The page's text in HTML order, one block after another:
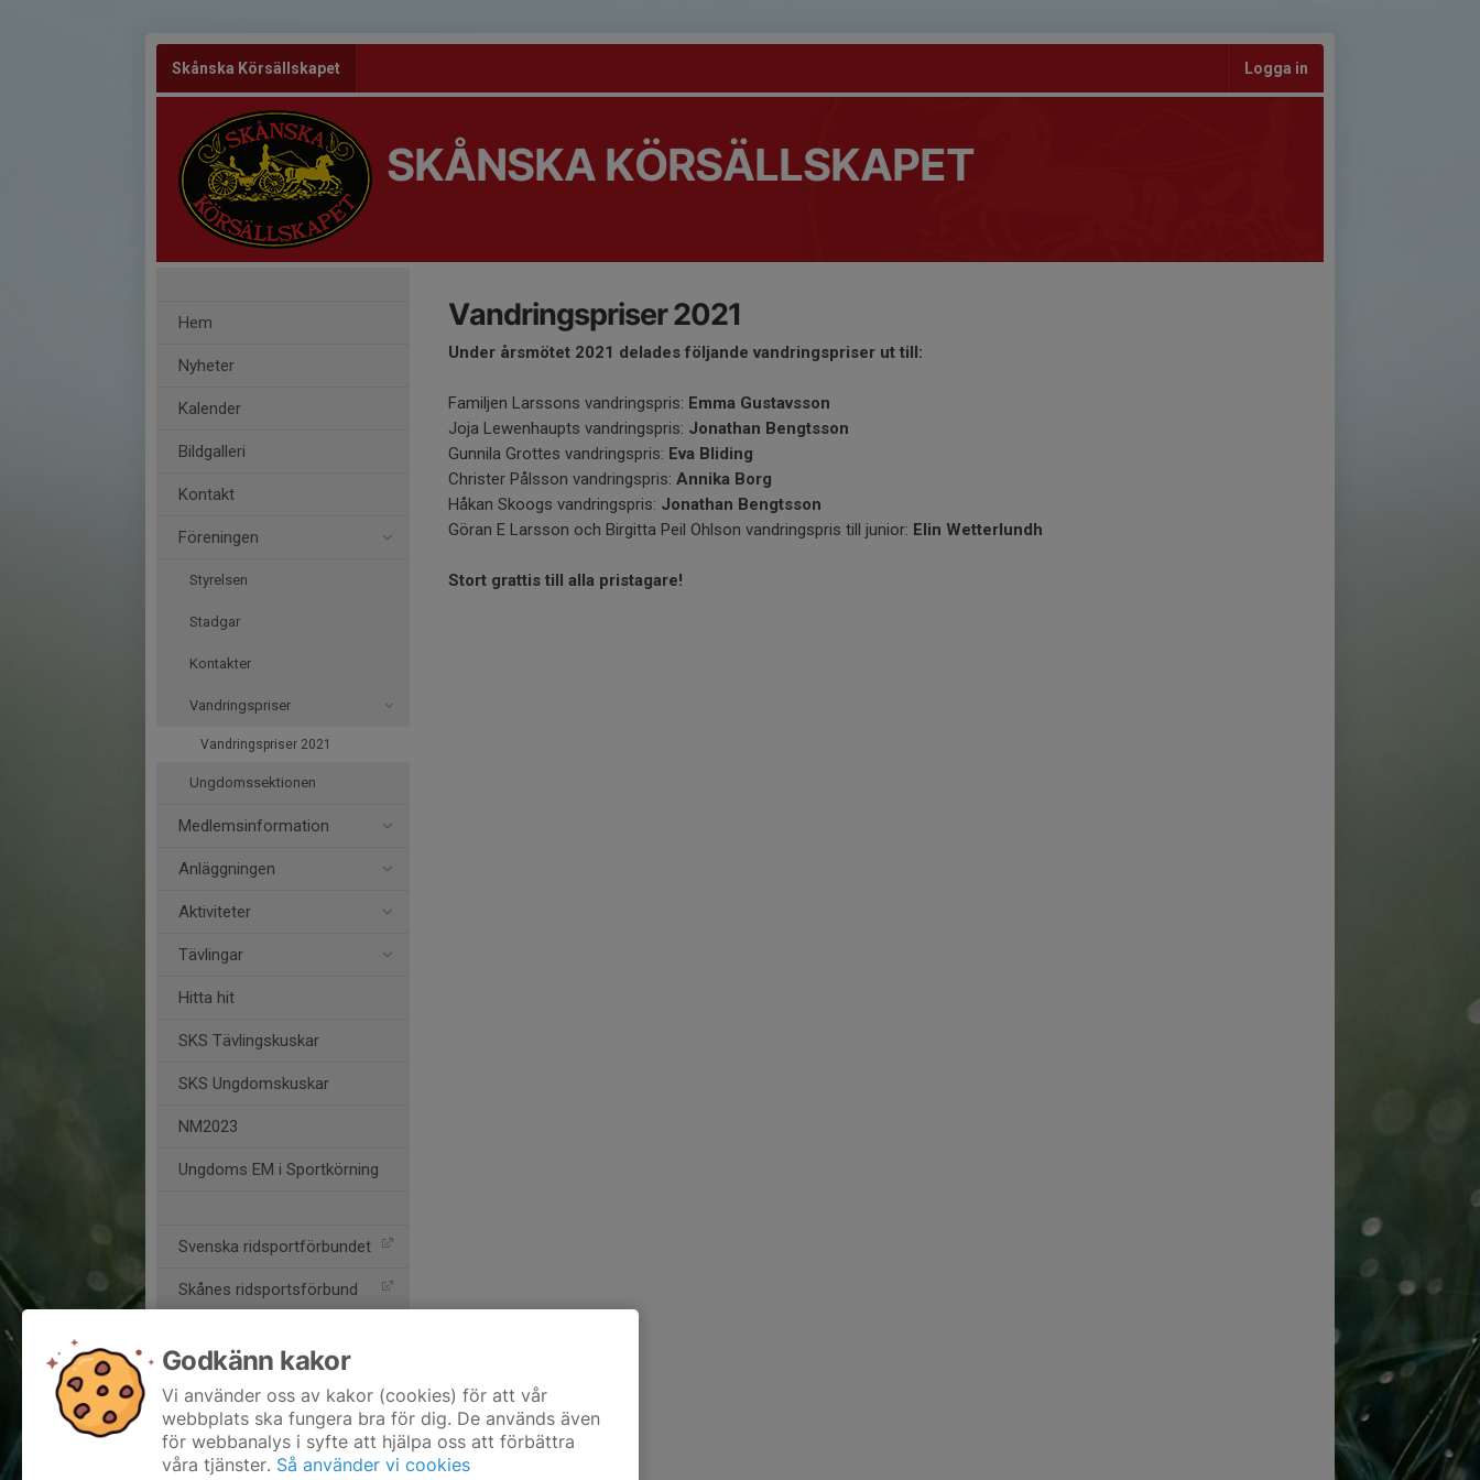
Skånska Körsällskapet Logga in
SKÅNSKA KÖRSÄLLSKAPET
Hem
Nyheter
Kalender
Bildgalleri
Kontakt
Föreningen
Styrelsen
Stadgar
Kontakter
Vandringspriser
Vandringspriser 2021
Ungdomssektionen
Medlemsinformation
Anläggningen
Aktiviteter
Tävlingar
Hitta hit
SKS Tävlingskuskar
SKS Ungdomskuskar
NM2023
Ungdoms EM i Sportkörning
Svenska ridsportförbundet
Skånes ridsportsförbund
Horsedriving
Hoefnet
TDB
Vandringspriser 2021
Under årsmötet 2021 delades följande vandringspriser ut till:
Familjen Larssons vandringspris: Emma Gustavsson
Joja Lewenhaupts vandringspris: Jonathan Bengtsson
Gunnila Grottes vandringspris: Eva Bliding
Christer Pålsson vandringspris: Annika Borg
Håkan Skoogs vandringspris: Jonathan Bengtsson
Göran E Larsson och Birgitta Peil Ohlson vandringspris till junior: Elin Wetterlundh
Stort grattis till alla pristagare!
Godkänn kakor
Vi använder oss av kakor (cookies) för att vår
webbplats ska fungera bra för dig. De används även
för webbanalys i syfte att hjälpa oss att förbättra
våra tjänster. Så använder vi cookies